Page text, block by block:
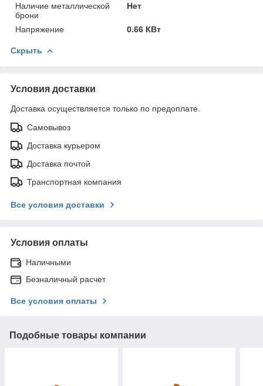
Наличие металлической
брони
Нет
Напряжение 0.66 КВт
Скрыть
Условия доставки
Доставка осуществляется только по предоплате.
Самовывоз
Доставка курьером
Доставка почтой
Транспортная компания
Все условия доставки
Условия оплаты
Наличными
Безналичный расчет
Все условия оплаты
Подобные товары компании